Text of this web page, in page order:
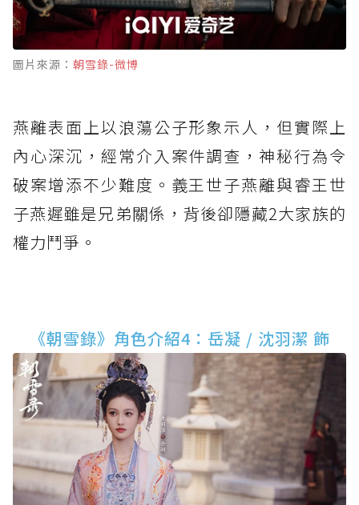
圖片來源： 朝雪錄-微博
燕離表面上以浪蕩公子形象示人，但實際上
內心深沉，經常介入案件調查，神秘行為令
破案增添不少難度。義王世子燕離與睿王世
子燕遲雖是兄弟關係，背後卻隱藏2大家族的
權力鬥爭。
《朝雪錄》角色介紹4：岳凝 / 沈羽潔 飾